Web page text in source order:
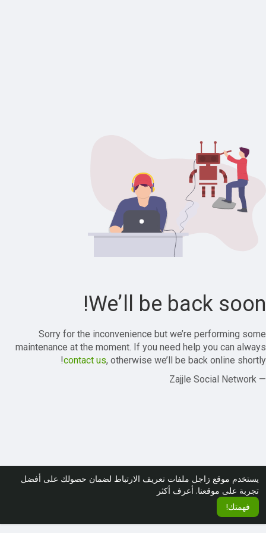
يستخدم موقع زاجل ملفات تعريف الارتباط لضمان حصولك على أفضل
تجربة على موقعنا. أعرف أكثر
فهمتك!
We’ll be back soon!
Sorry for the inconvenience but we’re performing some
maintenance at the moment. If you need help you can always
contact us, otherwise we’ll be back online shortly!
— Zajjle Social Network